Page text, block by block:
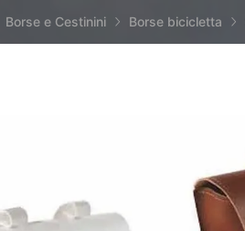
Borse e Cestinini Borse bicicletta